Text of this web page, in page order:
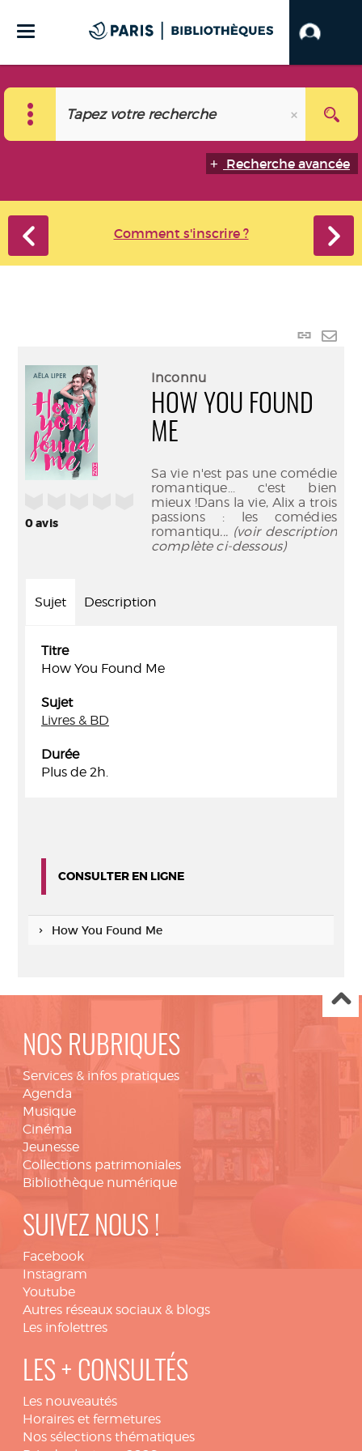
Recherche avancée
Comment s'inscrire ?
Lien
0avis
Inconnu
HOW YOU FOUND
ME
Sa vie n'est pas une comédie
romantique... c'est bien
mieux !Dans la vie, Alix a trois
passions : les comédies
romantiqu... (voir description
complète ci-dessous)
Sujet Description
Titre
How You Found Me
Sujet
Livres & BD
Durée
Plus de 2h.
CONSULTER EN LIGNE
How You Found Me
NOS RUBRIQUES
Services & infos pratiques
Agenda
Musique
Cinéma
Jeunesse
Collections patrimoniales
Bibliothèque numérique
SUIVEZ NOUS !
Facebook
Instagram
Youtube
Autres réseaux sociaux & blogs
Les infolettres
LES + CONSULTÉS
Les nouveautés
Horaires et fermetures
Nos sélections thématiques